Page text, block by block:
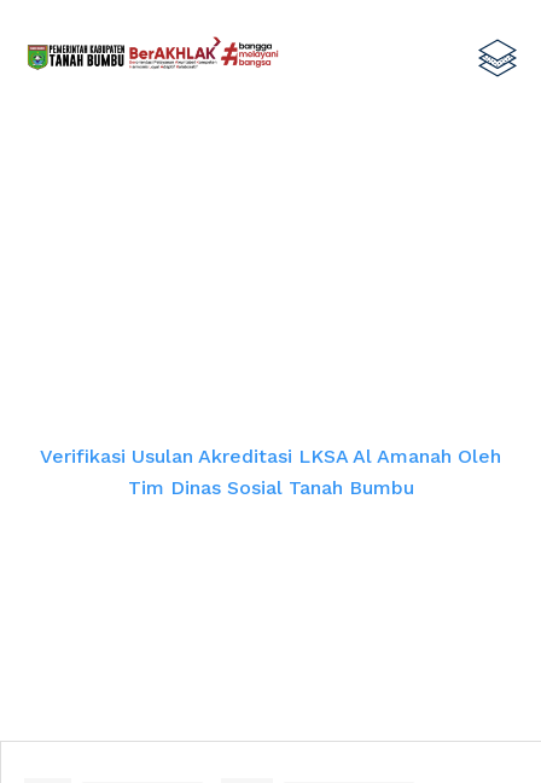
Verifikasi Usulan Akreditasi LKSA Al Amanah Oleh
Tim Dinas Sosial Tanah Bumbu